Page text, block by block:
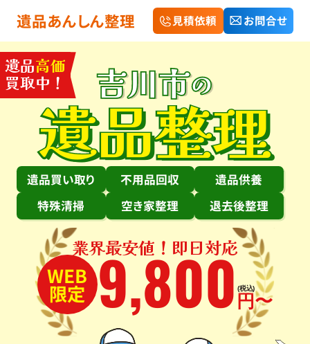
遺品あんしん整理 見積依頼 お問合せ
吉川市の
遺品整理
遺品買い取り 不用品回収
遺品供養
特殊清掃
空き家整理 退去後整理
業界最安値！即日対応
WEB
限定 9,800円〜
(税込)
遺品高価
買取中！